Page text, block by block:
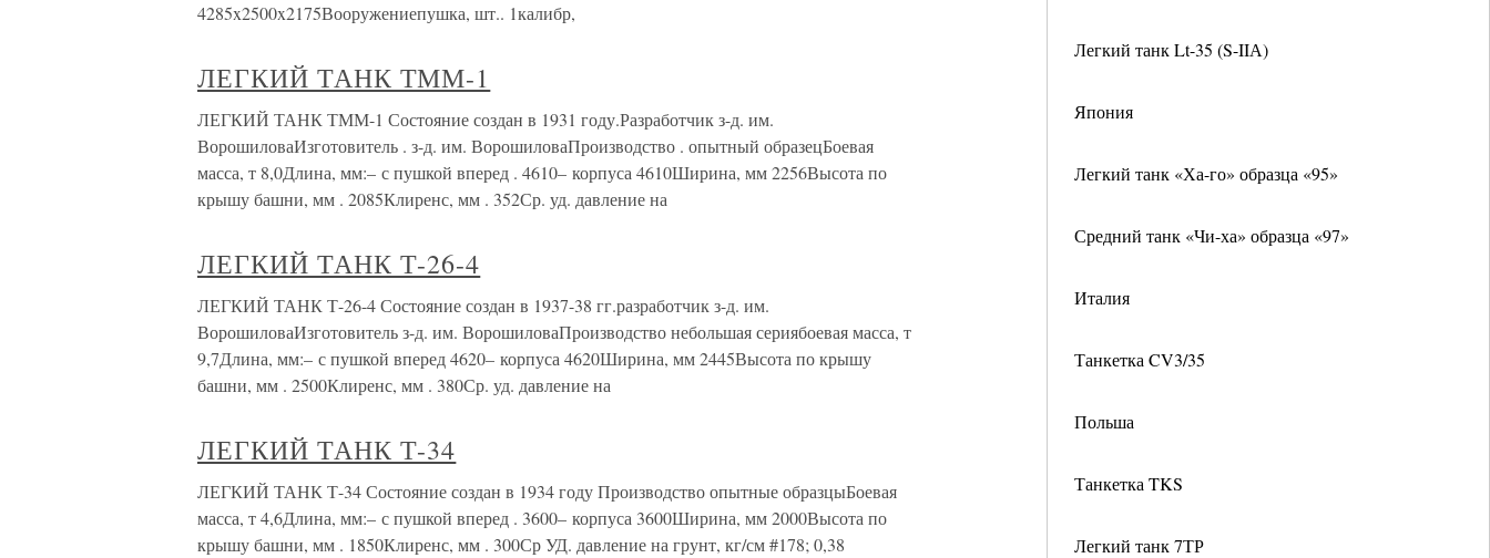
Легкий танк Lt-35 (S-IIА)
Япония
Легкий танк «Ха-го» образца «95»
Средний танк «Чи-ха» образца «97»
Италия
Танкетка CV3/35
Польша
Танкетка TKS
Легкий танк 7ТР
4285x2500x2175Вооружениепушка, шт.. 1калибр,
ЛЕГКИЙ ТАНК ТММ-1
ЛЕГКИЙ ТАНК ТММ-1 Состояние создан в 1931 году.Разработчик з-д. им.
ВорошиловаИзготовитель . з-д. им. ВорошиловаПроизводство . опытный образецБоевая
масса, т 8,0Длина, мм:– с пушкой вперед . 4610– корпуса 4610Ширина, мм 2256Высота по
крышу башни, мм . 2085Клиренс, мм . 352Ср. уд. давление на
ЛЕГКИЙ ТАНК Т-26-4
ЛЕГКИЙ ТАНК Т-26-4 Состояние создан в 1937-38 гг.разработчик з-д. им.
ВорошиловаИзготовитель з-д. им. ВорошиловаПроизводство небольшая сериябоевая масса, т
9,7Длина, мм:– с пушкой вперед 4620– корпуса 4620Ширина, мм 2445Высота по крышу
башни, мм . 2500Клиренс, мм . 380Ср. уд. давление на
ЛЕГКИЙ ТАНК Т-34
ЛЕГКИЙ ТАНК Т-34 Состояние создан в 1934 году Производство опытные образцыБоевая
масса, т 4,6Длина, мм:– с пушкой вперед . 3600– корпуса 3600Ширина, мм 2000Высота по
крышу башни, мм . 1850Клиренс, мм . 300Ср УД. давление на грунт, кг/см #178; 0,38